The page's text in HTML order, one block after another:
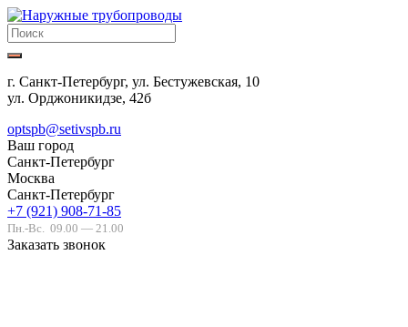
г. Санкт-Петербург, ул. Бестужевская, 10
ул. Орджоникидзе, 42б
optspb@setivspb.ru
Ваш город
Санкт-Петербург
Москва
Санкт-Петербург
+7 (921) 908-71-85
Пн.-Вс. 09.00 — 21.00
Заказать звонок